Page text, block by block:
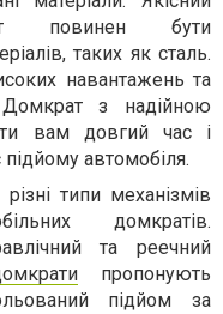
повинен бути
таких як сталь.
навантажень та
з надійною
вам довгий час і
автомобіля.
типи механізмів
домкратів.
та реечний
пропонують
підйом за